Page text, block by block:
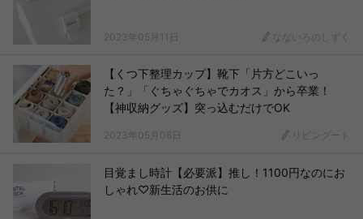
2023年05月11日 なないろのしずく
【くつ下整理カップ】靴下「片方どこいっ
た？」「ぐちゃぐちゃでカオス」から卒業！
【神収納グッズ】突っ込むだけでOK
2023年05月06日 リビングート
目覚まし時計【必要派】推し！1100円なのにお
しゃれ♡新生活のお供に